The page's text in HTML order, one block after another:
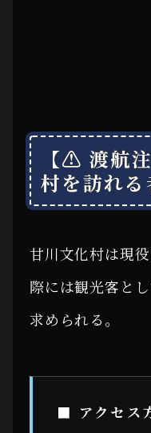
【⚠ 渡航
村を訪れる
甘川文化村は現
際には観光客と
求められる。
■ アクセス